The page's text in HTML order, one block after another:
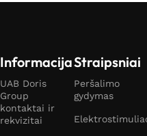
Informacija
UAB Doris
Group
kontaktai ir
rekvizitai
Straipsniai
Peršalimo
gydymas